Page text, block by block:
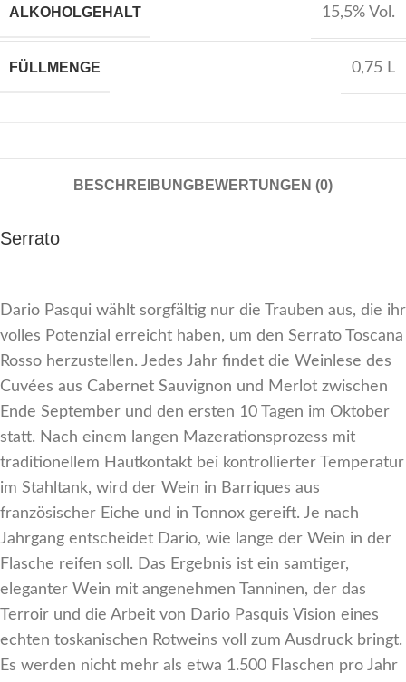
ALKOHOLGEHALT 15,5% Vol.
FÜLLMENGE 0,75 L
BESCHREIBUNGBEWERTUNGEN (0)
Serrato
Dario Pasqui wählt sorgfältig nur die Trauben aus, die ihr
volles Potenzial erreicht haben, um den Serrato Toscana
Rosso herzustellen. Jedes Jahr findet die Weinlese des
Cuvées aus Cabernet Sauvignon und Merlot zwischen
Ende September und den ersten 10 Tagen im Oktober
statt. Nach einem langen Mazerationsprozess mit
traditionellem Hautkontakt bei kontrollierter Temperatur
im Stahltank, wird der Wein in Barriques aus
französischer Eiche und in Tonnox gereift. Je nach
Jahrgang entscheidet Dario, wie lange der Wein in der
Flasche reifen soll. Das Ergebnis ist ein samtiger,
eleganter Wein mit angenehmen Tanninen, der das
Terroir und die Arbeit von Dario Pasquis Vision eines
echten toskanischen Rotweins voll zum Ausdruck bringt.
Es werden nicht mehr als etwa 1.500 Flaschen pro Jahr